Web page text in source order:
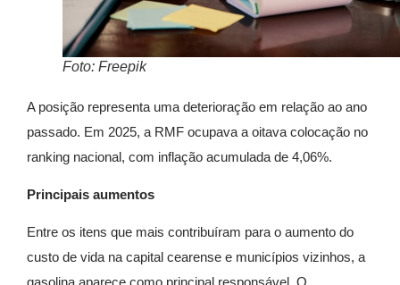
Foto: Freepik
A posição representa uma deterioração em relação ao ano
passado. Em 2025, a RMF ocupava a oitava colocação no
ranking nacional, com inflação acumulada de 4,06%.
Principais aumentos
Entre os itens que mais contribuíram para o aumento do
custo de vida na capital cearense e municípios vizinhos, a